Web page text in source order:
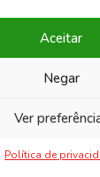
Aceitar
Negar
Ver
Política de